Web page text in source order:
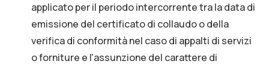
applicato per il periodo intercorrente tra la data di
emissione del certificato di collaudo o della
verifica di conformità nel caso di appalti di servizi
o forniture e l'assunzione del carattere di